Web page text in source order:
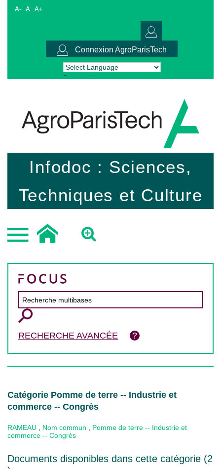
A- A A+
Connexion AgroParisTech
Powered by Translate
Infodoc : Sciences,
Techniques et Culture
RECHERCHE AVANCÉE
Catégorie Pomme de terre -- Industrie et
commerce -- Congrès
RAMEAU Nom commun
Pomme de terre -- Industrie et
commerce -- Congrès
Documents disponibles dans cette catégorie (2